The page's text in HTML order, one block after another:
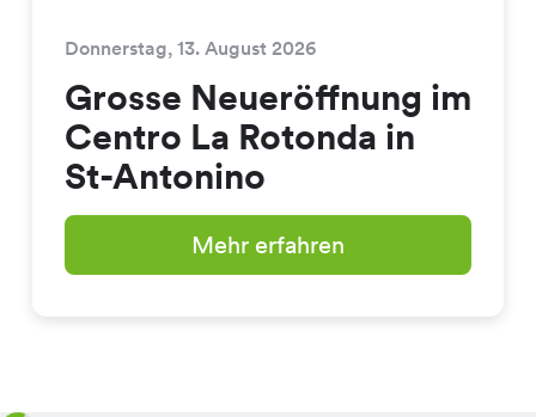
Donnerstag, 13. August 2026
Grosse Neueröffnung im
Centro La Rotonda in
St-Antonino
Mehr erfahren